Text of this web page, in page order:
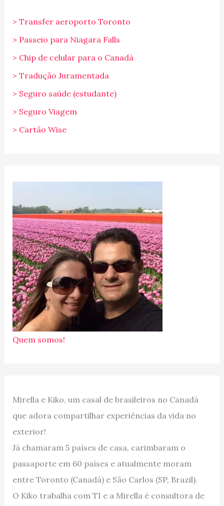
> Transfer aeroporto Toronto
> Passeio para Niagara Falls
> Chip de celular para o Canadá
> Tradução Juramentada
> Seguro saúde (estudante)
> Seguro Viagem
> Cartão Wise
Quem somos!
Mirella e Kiko, um casal de brasileiros no Canadá
que adora compartilhar experiências da vida no
exterior!
Já chamaram 5 países de casa, carimbaram o
passaporte em 60 países e atualmente moram
entre Toronto (Canadá) e São Carlos (SP, Brazil).
O Kiko trabalha com TI e a Mirella é consultora de